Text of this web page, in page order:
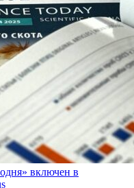
включен в